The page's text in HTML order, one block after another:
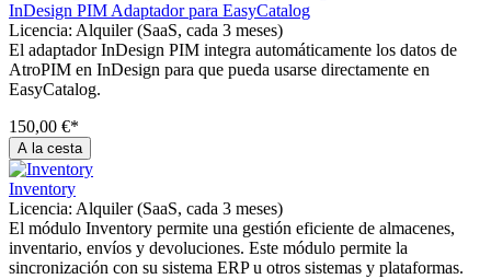
InDesign PIM Adaptador para EasyCatalog
Licencia: Alquiler (SaaS, cada 3 meses)
El adaptador InDesign PIM integra automáticamente los datos de
AtroPIM en InDesign para que pueda usarse directamente en
EasyCatalog.
150,00 €*
A la cesta
Inventory
Licencia: Alquiler (SaaS, cada 3 meses)
El módulo Inventory permite una gestión eficiente de almacenes,
inventario, envíos y devoluciones. Este módulo permite la
sincronización con su sistema ERP u otros sistemas y plataformas.